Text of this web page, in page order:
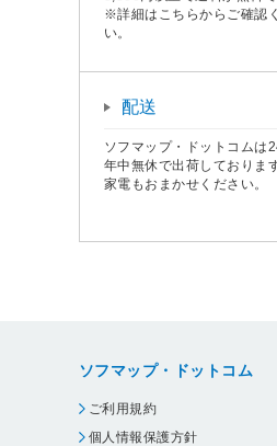
※詳細はこちらからご確認
い。
配送
ソフマップ・ドットコムは
年中無休で出荷しておりま
家電もおまかせください。
ソフマップ・ドットコム
ご利用規約
個人情報保護方針